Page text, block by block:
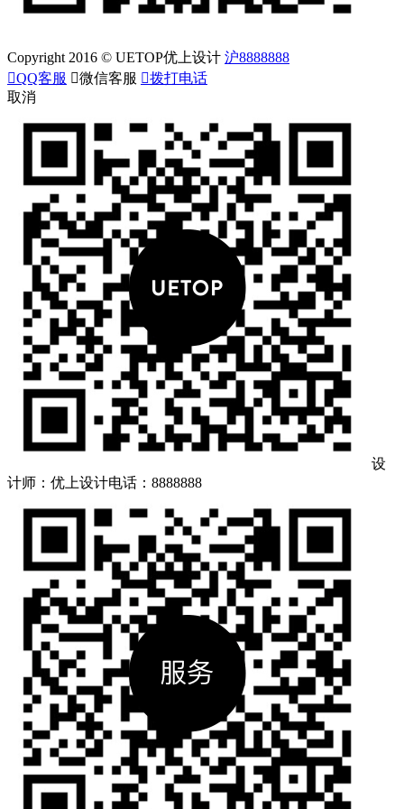
Copyright 2016 © UETOP优上设计 沪8888888
QQ客服 微信客服 拨打电话
取消
设
计师：优上设计电话：8888888